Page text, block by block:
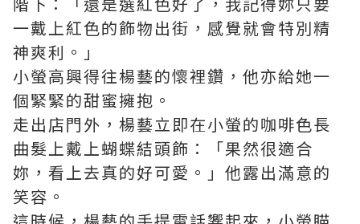
一戴上紅色的飾物出街，感覺就會特別精
神爽利。」
小螢高興得往楊藝的懷裡鑽，他亦給她一
個緊緊的甜蜜擁抱。
走出店門外，楊藝立即在小螢的咖啡色長
曲髮上戴上蝴蝶結頭飾：「果然很適合
妳，看上去真的好可愛。」他露出滿意的
笑容。